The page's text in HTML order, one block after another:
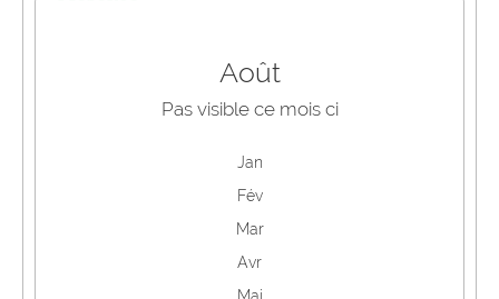
Août
Pas visible ce mois ci
Jan
Fév
Mar
Avr